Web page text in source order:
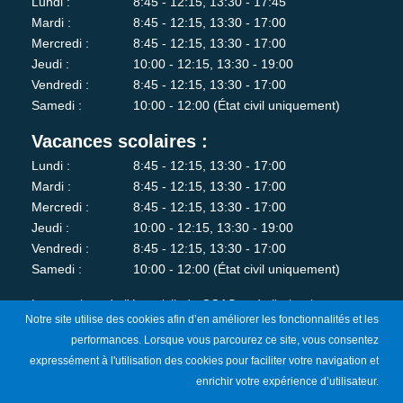
Mardi :
8:45 - 12:15, 13:30 - 17:00
Mercredi :
8:45 - 12:15, 13:30 - 17:00
Jeudi :
10:00 - 12:15, 13:30 - 19:00
Vendredi :
8:45 - 12:15, 13:30 - 17:00
Samedi :
10:00 - 12:00 (État civil uniquement)
Vacances scolaires :
Lundi :
8:45 - 12:15, 13:30 - 17:00
Mardi :
8:45 - 12:15, 13:30 - 17:00
Mercredi :
8:45 - 12:15, 13:30 - 17:00
Jeudi :
10:00 - 12:15, 13:30 - 19:00
Vendredi :
8:45 - 12:15, 13:30 - 17:00
Samedi :
10:00 - 12:00 (État civil uniquement)
Les services de l'état-civil, du CCAS et de l'urbanisme sont
fermés au public le lundi matin.
Je m'abonne à la newsletter
Notre site utilise des cookies afin d’en améliorer les fonctionnalités et les
performances. Lorsque vous parcourez ce site, vous consentez
expressément à l'utilisation des cookies pour faciliter votre navigation et
enrichir votre expérience d’utilisateur.